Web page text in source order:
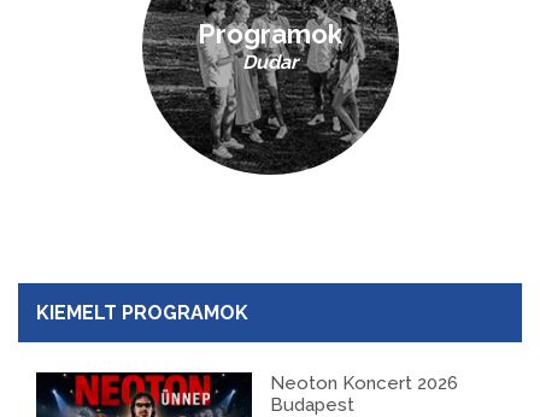
KIEMELT PROGRAMOK
Neoton Koncert 2026
Budapest
Programok
Dudar